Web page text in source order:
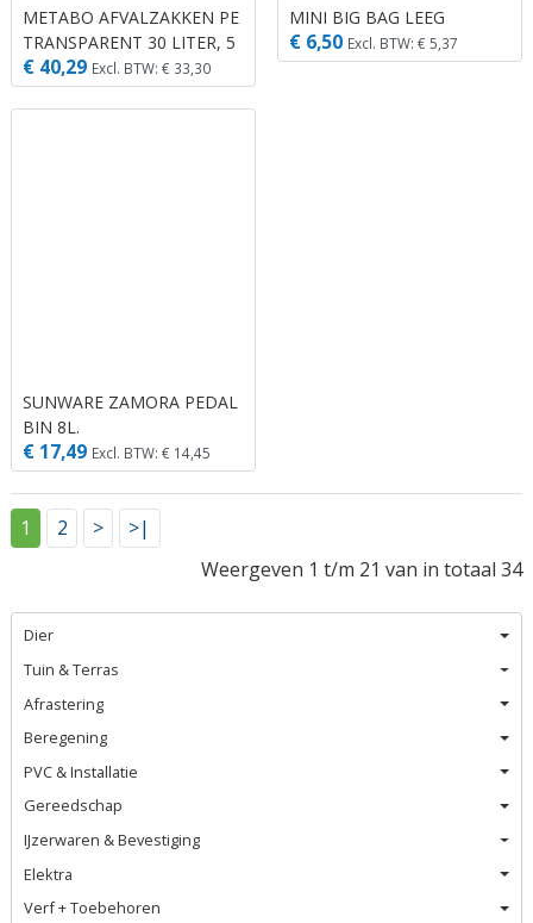
Dier
Tuin & Terras
Afrastering
Beregening
PVC & Installatie
Gereedschap
IJzerwaren & Bevestiging
Elektra
Verf + Toebehoren
METABO AFVALZAKKEN PE
TRANSPARENT 30 LITER, 5
ST.
€ 40,29 Excl. BTW: € 33,30
MINI BIG BAG LEEG
€ 6,50 Excl. BTW: € 5,37
SUNWARE ZAMORA PEDAL
BIN 8L.
WHITE/ANTHRACITE
€ 17,49 Excl. BTW: € 14,45
1 2 >
>|
Weergeven 1 t/m 21 van in totaal 34